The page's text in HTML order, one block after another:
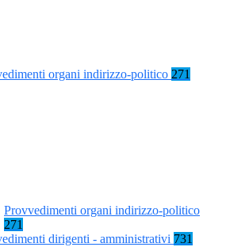
organi indirizzo-politico 271
Provvedimenti organi indirizzo-politico
271
dirigenti - amministrativi 731